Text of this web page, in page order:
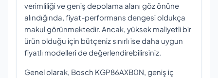
verimliliği ve geniş depolama alanı göz önüne
alındığında, fiyat-performans dengesi oldukça
makul görünmektedir. Ancak, yüksek maliyetli bir
ürün olduğu için bütçeniz sınırlı ise daha uygun
fiyatlı modelleri de değerlendirebilirsiniz.
Genel olarak, Bosch KGP86AXB0N, geniş iç